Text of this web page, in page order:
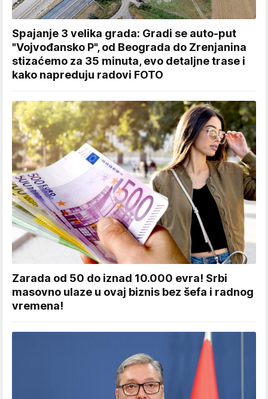
Spajanje 3 velika grada: Gradi se auto-put
"Vojvođansko P", od Beograda do Zrenjanina
stizaćemo za 35 minuta, evo detaljne trase i
kako napreduju radovi FOTO
Zarada od 50 do iznad 10.000 evra! Srbi
masovno ulaze u ovaj biznis bez šefa i radnog
vremena!